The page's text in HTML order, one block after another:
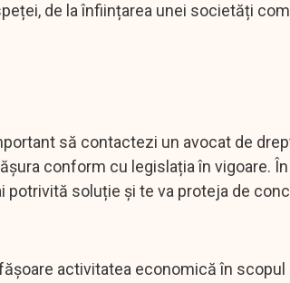
de la înființarea unei societăți
să contactezi un avocat de
conform cu legislația în vigoare.
potrivită soluție și te va proteja de
activitatea economică în scopul